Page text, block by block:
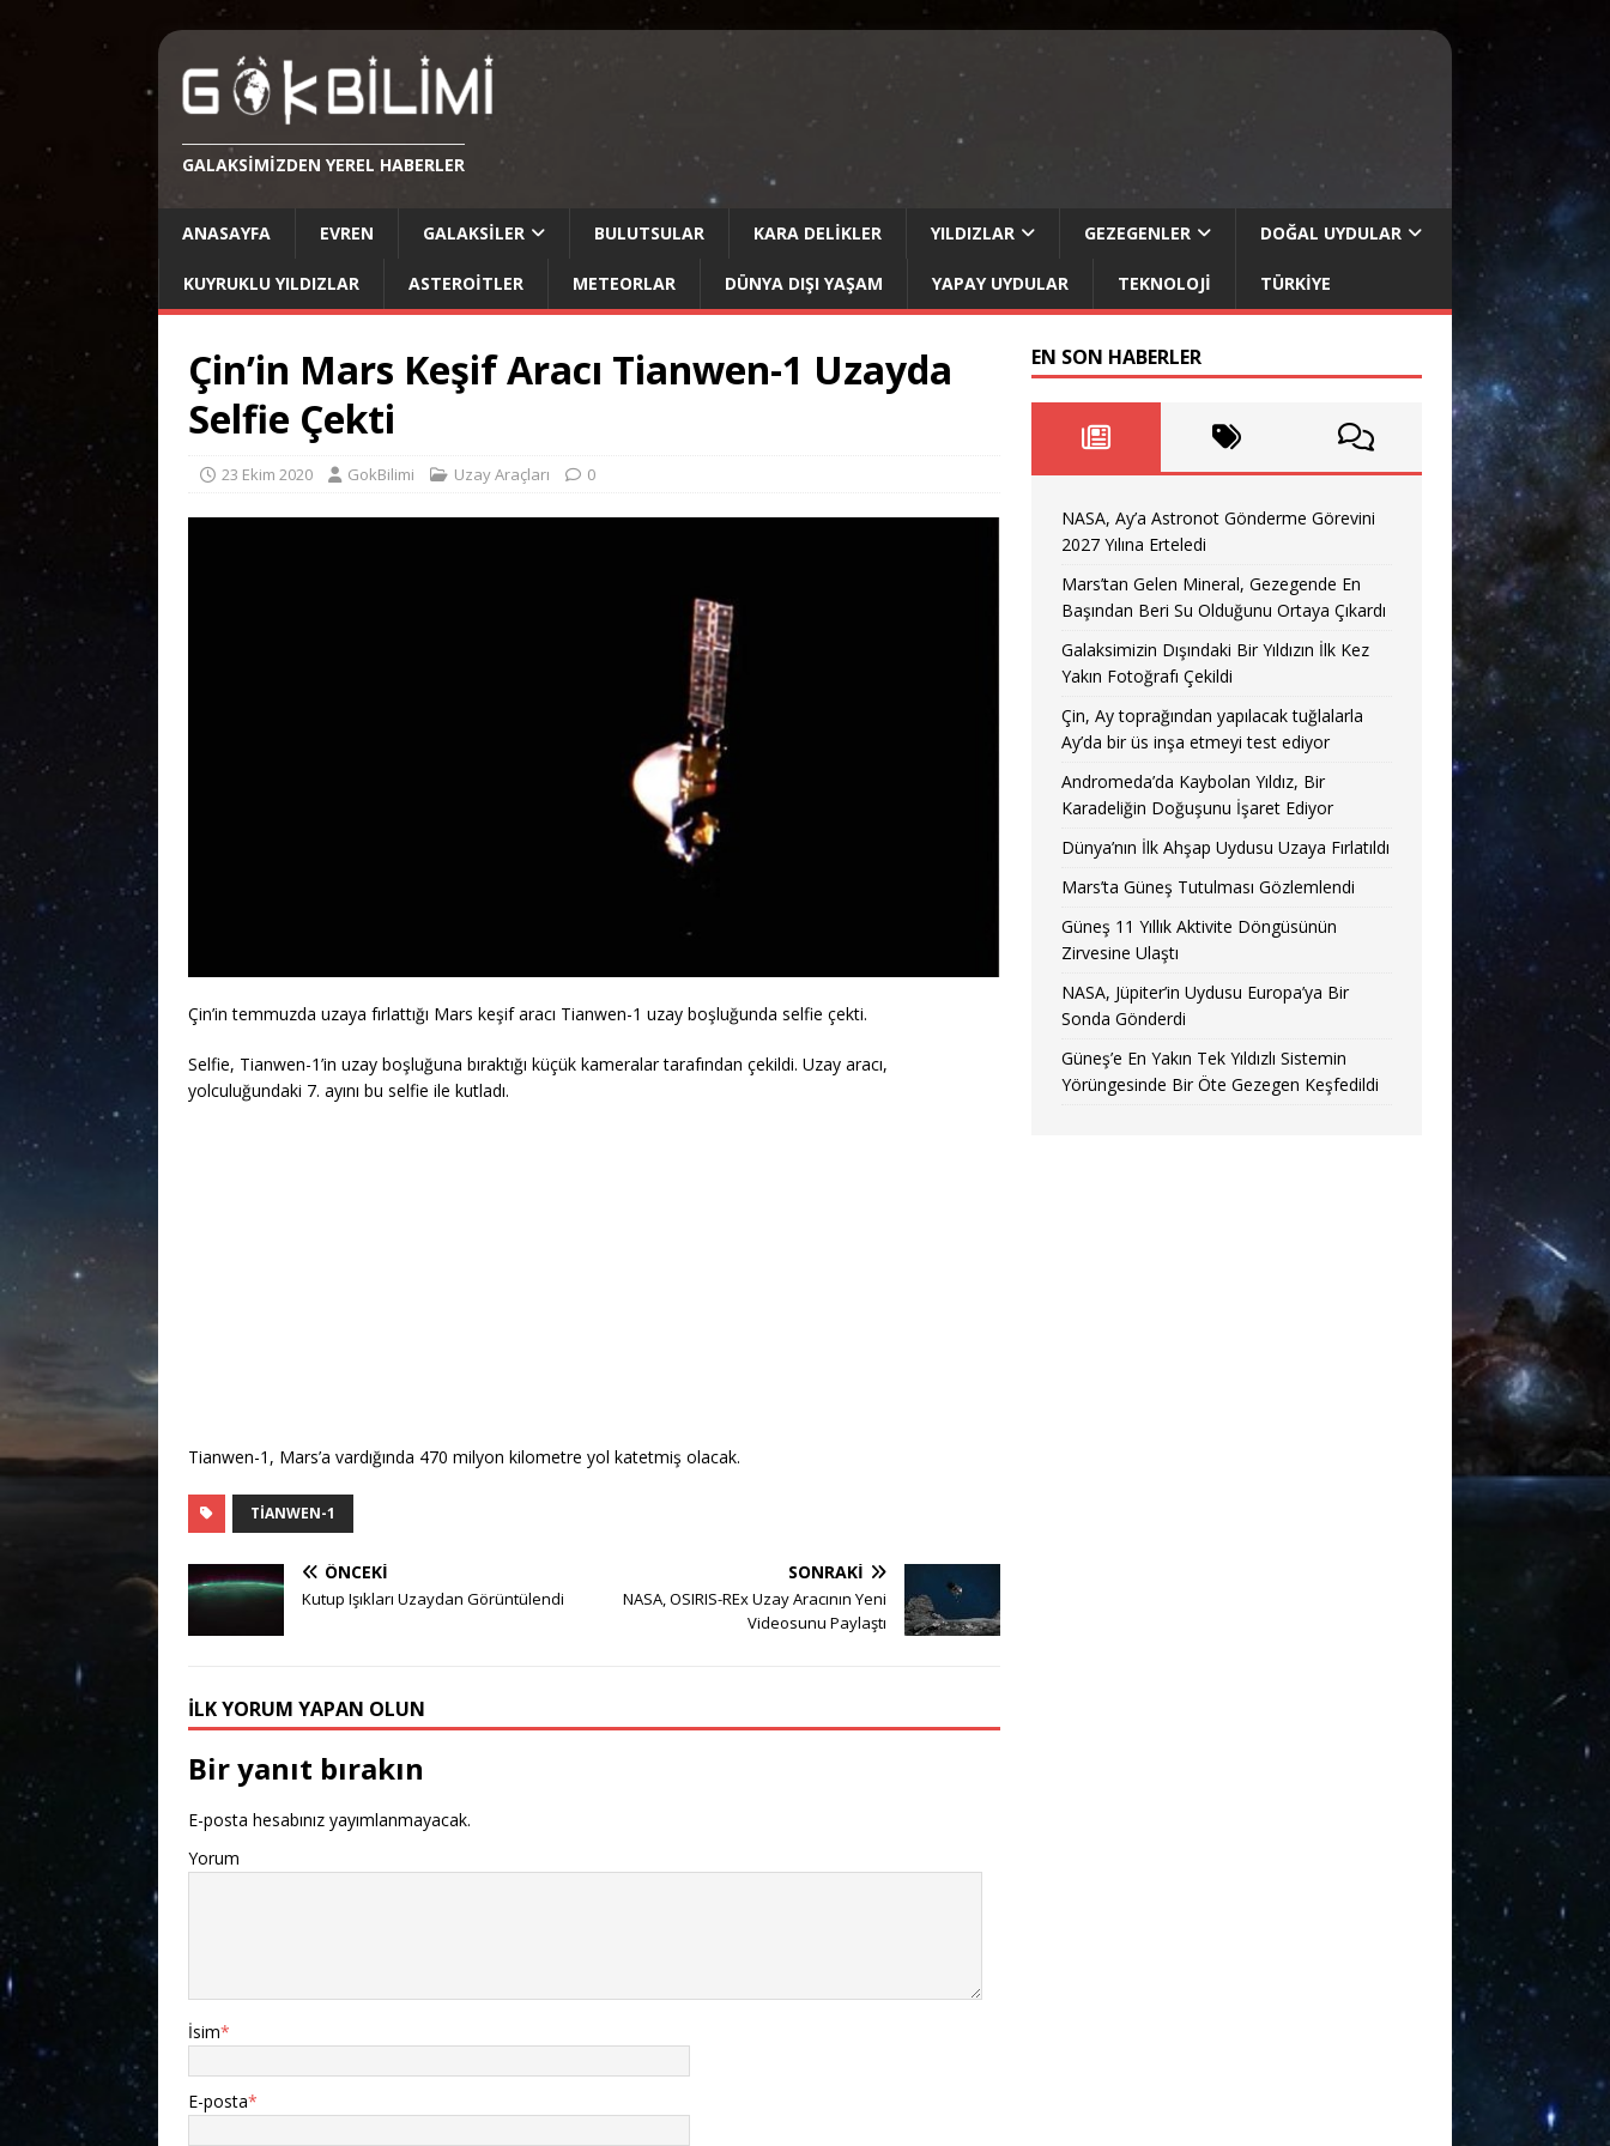
GALAKSIMIZDEN YEREL HABERLER
ANASAYFA EVREN GALAKSILER BULUTSULAR KARA DELIKLER YILDIZLAR GEZEGENLER DOĞAL UYDULAR
KUYRUKLU YILDIZLAR ASTEROITLER METEORLAR DÜNYA DIŞI YAŞAM YAPAY UYDULAR TEKNOLOJI TÜRKIYE
Çin’in Mars Keşif Aracı Tianwen-1 Uzayda
Selfie Çekti
23 Ekim 2020 GokBilimi Uzay Araçları 0
Çin’in temmuzda uzaya fırlattığı Mars keşif aracı Tianwen-1 uzay boşluğunda selfie çekti.
Selfie, Tianwen-1’in uzay boşluğuna bıraktığı küçük kameralar tarafından çekildi. Uzay aracı,
yolculuğundaki 7. ayını bu selfie ile kutladı.
Tianwen-1, Mars’a vardığında 470 milyon kilometre yol katetmiş olacak.
TIANWEN-1
ÖNCEKI
Kutup Işıkları Uzaydan Görüntülendi
SONRAKI
NASA, OSIRIS-REx Uzay Aracının Yeni
Videosunu Paylaştı
İLK YORUM YAPAN OLUN
Bir yanıt bırakın
E-posta hesabınız yayımlanmayacak.
Yorum
İsim*
E-posta*
EN SON HABERLER
NASA, Ay’a Astronot Gönderme Görevini
2027 Yılına Erteledi
Mars’tan Gelen Mineral, Gezegende En
Başından Beri Su Olduğunu Ortaya Çıkardı
Galaksimizin Dışındaki Bir Yıldızın İlk Kez
Yakın Fotoğrafı Çekildi
Çin, Ay toprağından yapılacak tuğlalarla
Ay’da bir üs inşa etmeyi test ediyor
Andromeda’da Kaybolan Yıldız, Bir
Karadeliğin Doğuşunu İşaret Ediyor
Dünya’nın İlk Ahşap Uydusu Uzaya Fırlatıldı
Mars’ta Güneş Tutulması Gözlemlendi
Güneş 11 Yıllık Aktivite Döngüsünün
Zirvesine Ulaştı
NASA, Jüpiter’in Uydusu Europa’ya Bir
Sonda Gönderdi
Güneş’e En Yakın Tek Yıldızlı Sistemin
Yörüngesinde Bir Öte Gezegen Keşfedildi